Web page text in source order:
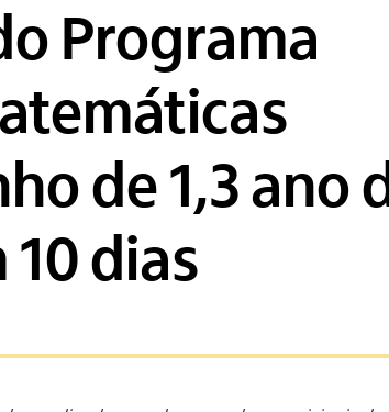
Programa
de 1,3 ano
dias